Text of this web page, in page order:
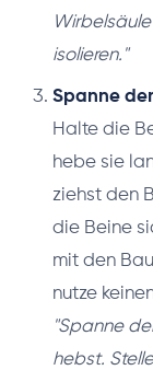
isolieren."
Spanne
Halte die
hebe sie
ziehst den
die Beine
mit den
nutze
"Spanne
hebst.